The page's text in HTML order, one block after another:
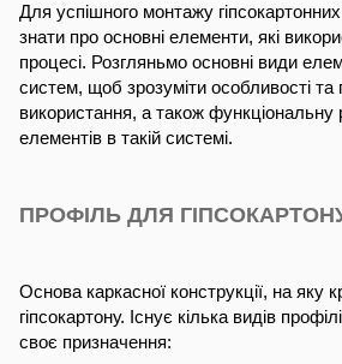
Для успішного монтажу
знати про основні елементи, які
процесі. Розгляньмо основні види
систем, щоб зрозуміти особливості та
використання, а також функціональну
елементів в такій системі.
ПРОФІЛЬ ДЛЯ
Основа каркасної конструкції, на яку
гіпсокартону. Існує кілька видів
своє призначення: